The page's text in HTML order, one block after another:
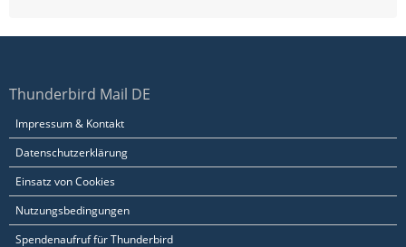
Thunderbird Mail DE
Impressum & Kontakt
Datenschutzerklärung
Einsatz von Cookies
Nutzungsbedingungen
Spendenaufruf für Thunderbird